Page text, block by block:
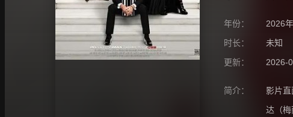
年份： 2026年
时长：
未知
更新：
2026-
简介：
影片
达（梅